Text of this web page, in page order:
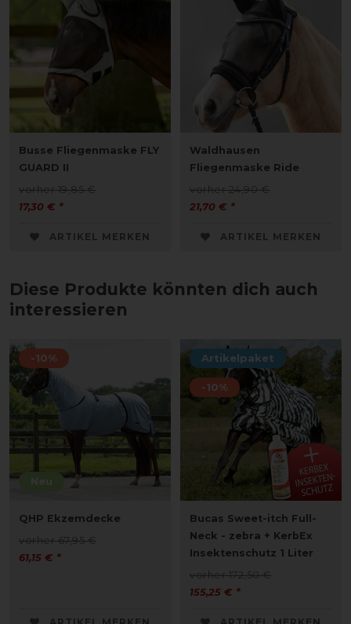
Busse Fliegenmaske FLY
GUARD II
vorher 19,85 €
17,30 € *
ARTIKEL MERKEN
Waldhausen
Fliegenmaske Ride
vorher 24,90 €
21,70 € *
ARTIKEL MERKEN
Diese Produkte könnten dich auch
interessieren
Neu
-10%
QHP Ekzemdecke
vorher 67,95 €
61,15 € *
Artikelpaket
-10%
Bucas Sweet-itch Full-
Neck - zebra + KerbEx
Insektenschutz 1 Liter
vorher 172,50 €
155,25 € *